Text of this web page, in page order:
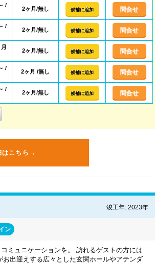
/
2ヶ月/無し 候補に追加 問合せ
/
2ヶ月/無し 候補に追加 問合せ
2ヶ月/無し 候補に追加 問合せ
/
2ヶ月 /無し 候補に追加 問合せ
/
2ヶ月/無し 候補に追加 問合せ
はこちら→
竣工年: 2023年
ン
ミュニケーションを。 訪れるゲストの方には
出迎えする広々とした玄関ホールやアテンダ